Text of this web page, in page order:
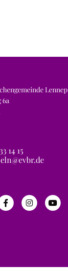
Lennep
6a
14 15